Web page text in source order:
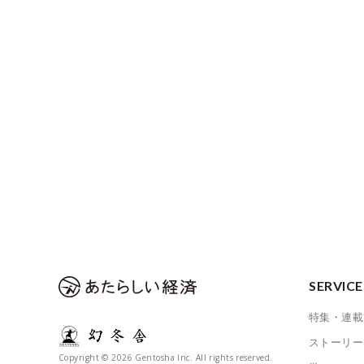
Copyright © 2026 Gentosha Inc. All rights reserved.
SERVICE
特集・連載
ストーリー